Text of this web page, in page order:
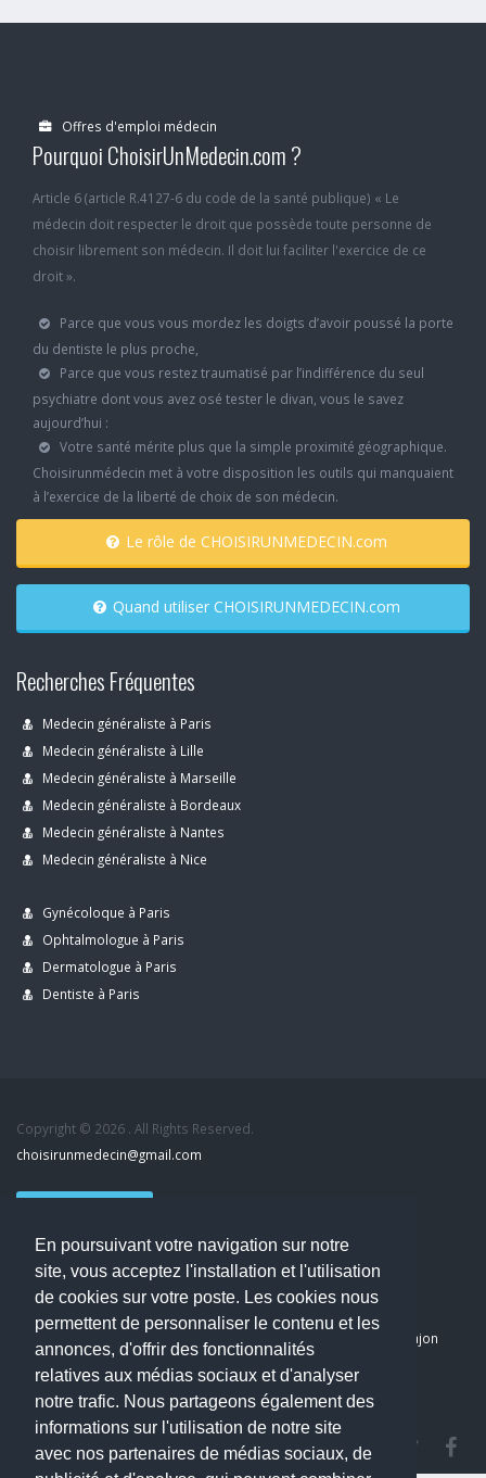
En poursuivant votre navigation sur notre
site, vous acceptez l'installation et l'utilisation
de cookies sur votre poste. Les cookies nous
permettent de personnaliser le contenu et les
annonces, d'offrir des fonctionnalités
relatives aux médias sociaux et d'analyser
notre trafic. Nous partageons également des
informations sur l'utilisation de notre site
avec nos partenaires de médias sociaux, de
Offres d'emploi médecin
Pourquoi ChoisirUnMedecin.com ?
Article 6 (article R.4127-6 du code de la santé publique) « Le
médecin doit respecter le droit que possède toute personne de
choisir librement son médecin. Il doit lui faciliter l'exercice de ce
droit ».
Parce que vous vous mordez les doigts d’avoir poussé la porte
du dentiste le plus proche,
Parce que vous restez traumatisé par l’indifférence du seul
psychiatre dont vous avez osé tester le divan, vous le savez
aujourd’hui :
Votre santé mérite plus que la simple proximité géographique.
Choisirunmédecin met à votre disposition les outils qui manquaient
à l’exercice de la liberté de choix de son médecin.
Le rôle de CHOISIRUNMEDECIN.com
Quand utiliser CHOISIRUNMEDECIN.com
Recherches Fréquentes
Medecin généraliste à Paris
Medecin généraliste à Lille
Medecin généraliste à Marseille
Medecin généraliste à Bordeaux
Medecin généraliste à Nantes
Medecin généraliste à Nice
Gynécoloque à Paris
Ophtalmologue à Paris
Dermatologue à Paris
Dentiste à Paris
Copyright © 2026 . All Rights Reserved.
choisirunmedecin@gmail.com
Nous contacter
Dernier avis : PASCAL DELCAMPE, Chirurgien maxillo-faciale à Arpajon